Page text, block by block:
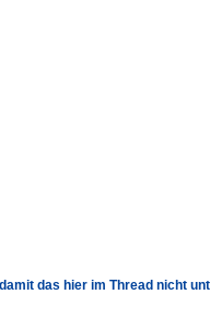
das hier im Thread nicht